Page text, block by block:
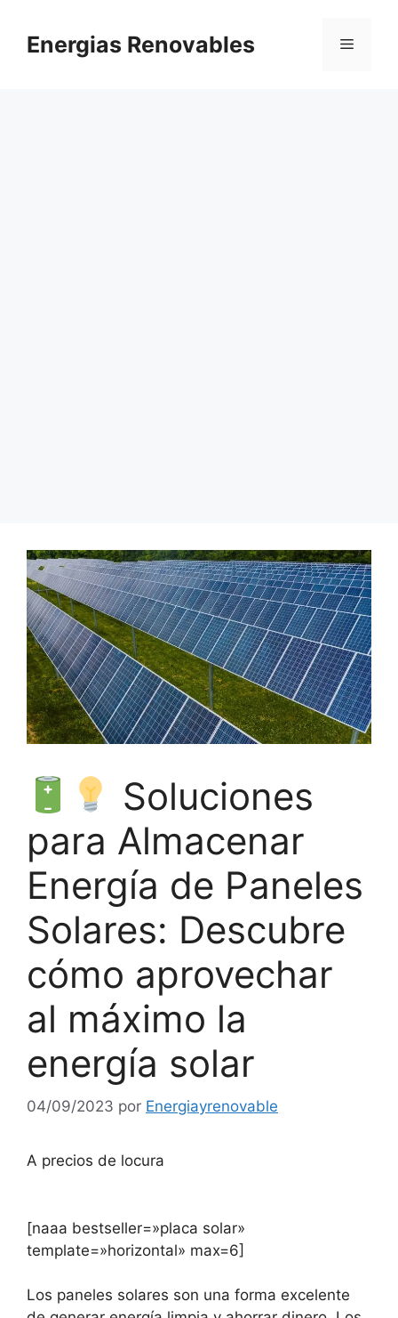
contenido
Energias Renovables Menú
Soluciones
para Almacenar
Energía de Paneles
Solares: Descubre
cómo aprovechar
al máximo la
energía solar
04/09/2023 por Energiayrenovable
A precios de locura
[naaa bestseller=»placa solar»
template=»horizontal» max=6]
Los paneles solares son una forma excelente